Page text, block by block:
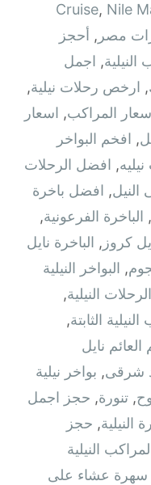
Cruise, Nile
مصر , أحجز
, اجمل
, ارخص رحلات نيلية,
المراكب, اسعار
, افخم البواخر
, افضل الرحلات
, افضل باخرة
, الباخرة الفرعونية,
كروز , الباخرة نايل
, البواخر النيلية
الرحلات النيلية,
الثابتة,
نايل
شرقى, بواخر نيلية
, تنورة, حجز اجمل
النيلية, حجز
النيلية
عشاء على